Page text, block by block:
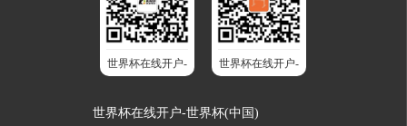
世界杯在线开户-
份
世界杯在线开户-
能升降桌
世界杯在线开户-世界杯(中国)